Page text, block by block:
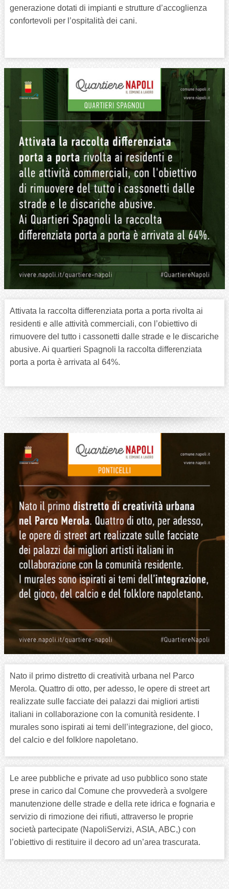
generazione dotati di impianti e strutture d’accoglienza
confortevoli per l’ospitalità dei cani.
Attivata la raccolta differenziata porta a porta rivolta ai
residenti e alle attività commerciali, con l’obiettivo di
rimuovere del tutto i cassonetti dalle strade e le discariche
abusive. Ai quartieri Spagnoli la raccolta differenziata
porta a porta è arrivata al 64%.
Nato il primo distretto di creatività urbana nel Parco
Merola. Quattro di otto, per adesso, le opere di street art
realizzate sulle facciate dei palazzi dai migliori artisti
italiani in collaborazione con la comunità residente. I
murales sono ispirati ai temi dell’integrazione, del gioco,
del calcio e del folklore napoletano.
Le aree pubbliche e private ad uso pubblico sono state
prese in carico dal Comune che provvederà a svolgere
manutenzione delle strade e della rete idrica e fognaria e
servizio di rimozione dei rifiuti, attraverso le proprie
società partecipate (NapoliServizi, ASIA, ABC,) con
l’obiettivo di restituire il decoro ad un’area trascurata.